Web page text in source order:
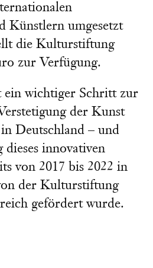
Künstlern umgesetzt
die Kulturstiftung
zur Verfügung.
ein wichtiger Schritt zur
der Kunst
Deutschland – und
dieses innovativen
von 2017 bis 2022 in
der Kulturstiftung
gefördert wurde.